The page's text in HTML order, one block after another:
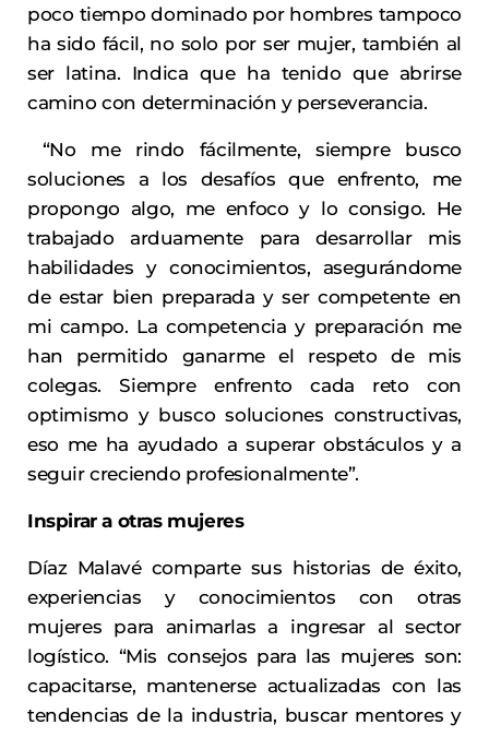
poco tiempo dominado por hombres tampoco
ha sido fácil, no solo por ser mujer, también al
ser latina. Indica que ha tenido que abrirse
camino con determinación y perseverancia.
“No me rindo fácilmente, siempre busco
soluciones a los desafíos que enfrento, me
propongo algo, me enfoco y lo consigo. He
trabajado arduamente para desarrollar mis
habilidades y conocimientos, asegurándome
de estar bien preparada y ser competente en
mi campo. La competencia y preparación me
han permitido ganarme el respeto de mis
colegas. Siempre enfrento cada reto con
optimismo y busco soluciones constructivas,
eso me ha ayudado a superar obstáculos y a
seguir creciendo profesionalmente”.
Inspirar a otras mujeres
Díaz Malavé comparte sus historias de éxito,
experiencias y conocimientos con otras
mujeres para animarlas a ingresar al sector
logístico. “Mis consejos para las mujeres son:
capacitarse, mantenerse actualizadas con las
tendencias de la industria, buscar mentores y